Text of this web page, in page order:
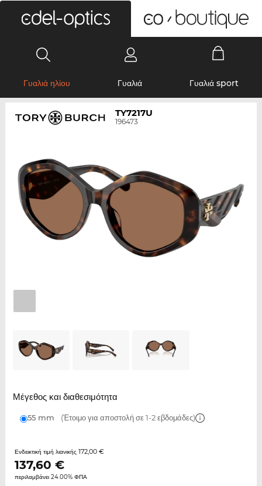
Γυαλιά ηλίου Γυαλιά Γυαλιά sport
TY7217U
196473
Μέγεθος και διαθεσιμότητα
55 mm (Έτοιμο για αποστολή σε 1-2 εβδομάδες)
Ενδεικτική τιμή λιανικής 172,00 €
137,60 €
περιλαμβάνει 24.00% ΦΠΑ